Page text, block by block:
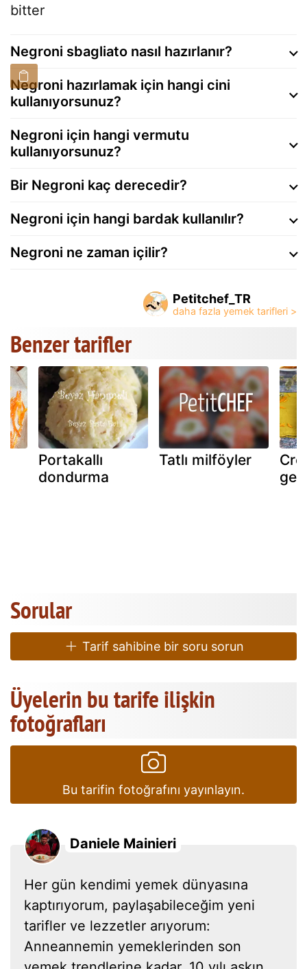
bitter
Negroni sbagliato nasıl hazırlanır?
Negroni hazırlamak için hangi cini
kullanıyorsunuz?
Negroni için hangi vermutu
kullanıyorsunuz?
Bir Negroni kaç derecedir?
Negroni için hangi bardak kullanılır?
Negroni ne zaman içilir?
Petitchef_TR
Benzer tarifler
Portakallı
dondurma
Tatlı milföyler
Sorular
Tarif sahibine bir soru sorun
Üyelerin bu tarife ilişkin
fotoğrafları
Bu tarifin fotoğrafını yayınlayın.
Daniele Mainieri
Her gün kendimi yemek dünyasına
kaptırıyorum, paylaşabileceğim yeni
tarifler ve lezzetler arıyorum:
Anneannemin yemeklerinden son